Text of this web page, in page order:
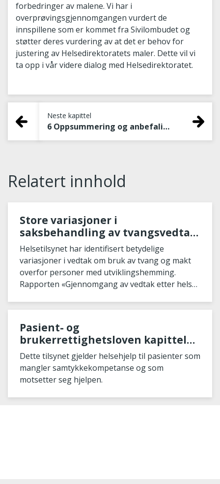
forbedringer av malene. Vi har i
overprøvingsgjennomgangen vurdert de
innspillene som er kommet fra Sivilombudet og
støtter deres vurdering av at det er behov for
justering av Helsedirektoratets maler. Dette vil vi
ta opp i vår videre dialog med Helsedirektoratet.
Neste kapittel
6 Oppsummering og anbefalinger fra Helsetilsynet
Relatert innhold
Store variasjoner i
saksbehandling av tvangsvedtak
for utviklingshemmede
Helsetilsynet har identifisert betydelige
variasjoner i vedtak om bruk av tvang og makt
overfor personer med utviklingshemming.
Rapporten «Gjennomgang av vedtak etter helse-
Pasient- og
brukerrettighetsloven kapittel
4A
Dette tilsynet gjelder helsehjelp til pasienter som
mangler samtykkekompetanse og som
motsetter seg hjelpen.